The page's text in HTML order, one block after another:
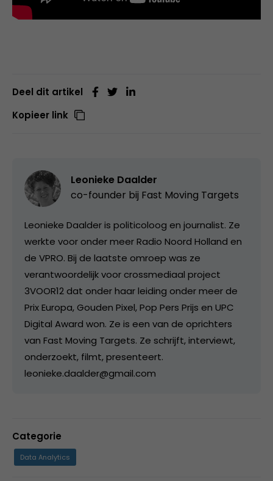
Deel dit artikel
Kopieer link
Leonieke Daalder
co-founder bij Fast Moving Targets
Leonieke Daalder is politicoloog en journalist. Ze
werkte voor onder meer Radio Noord Holland en
de VPRO. Bij de laatste omroep was ze
verantwoordelijk voor crossmediaal project
3VOOR12 dat onder haar leiding onder meer de
Prix Europa, Gouden Pixel, Pop Pers Prijs en UPC
Digital Award won. Ze is een van de oprichters
van Fast Moving Targets. Ze schrijft, interviewt,
onderzoekt, filmt, presenteert.
leonieke.daalder@gmail.com
Categorie
Data Analytics